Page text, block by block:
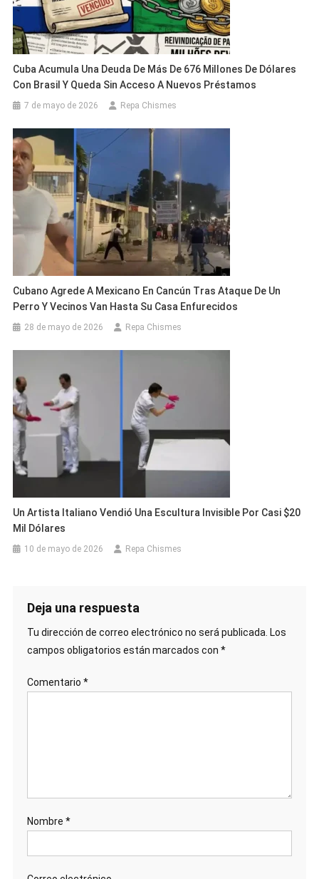
Cuba Acumula Una Deuda De Más De 676 Millones De Dólares
Con Brasil Y Queda Sin Acceso A Nuevos Préstamos
7 de mayo de 2026 Repa Chismes
Cubano Agrede A Mexicano En Cancún Tras Ataque De Un
Perro Y Vecinos Van Hasta Su Casa Enfurecidos
28 de mayo de 2026 Repa Chismes
Un Artista Italiano Vendió Una Escultura Invisible Por Casi $20
Mil Dólares
10 de mayo de 2026 Repa Chismes
Deja una respuesta
Tu dirección de correo electrónico no será publicada. Los
campos obligatorios están marcados con *
Comentario *
Nombre *